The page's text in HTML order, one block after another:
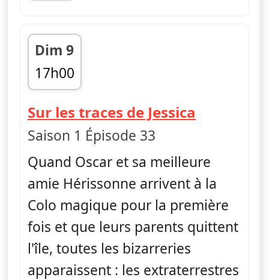
Dim 9
17h00
fin 17h10
Sur les traces de Jessica
Saison 1 Épisode 33
Quand Oscar et sa meilleure
amie Hérissonne arrivent à la
Colo magique pour la première
fois et que leurs parents quittent
l'île, toutes les bizarreries
apparaissent : les extraterrestres